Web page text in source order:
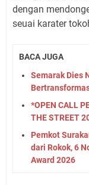
dengan
seuai karater
BACA JUGA
Semarak Dies
*OPEN CALL
THE STREET
Pemkot
dari Rokok, 6
Award 2026